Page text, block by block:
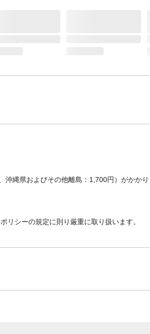
縄県およびその他離島：1,700円）がかか
リシーの規定に則り厳重に取り扱います。